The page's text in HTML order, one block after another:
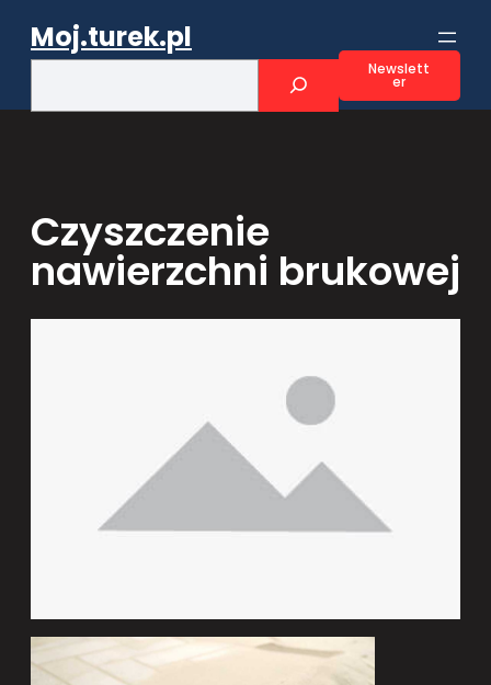
Moj.turek.pl
h
Newslett
er
Czyszczenie
nawierzchni brukowej